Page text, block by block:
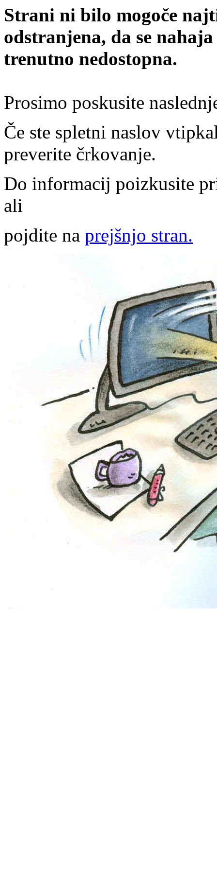
Strani ni bilo mogoče
odstranjena, da se
trenutno nedostopna.
Prosimo poskusite
Če ste spletni naslov
preverite črkovanje.
Do informacij poizkusite
ali
pojdite na prejšnjo stran.